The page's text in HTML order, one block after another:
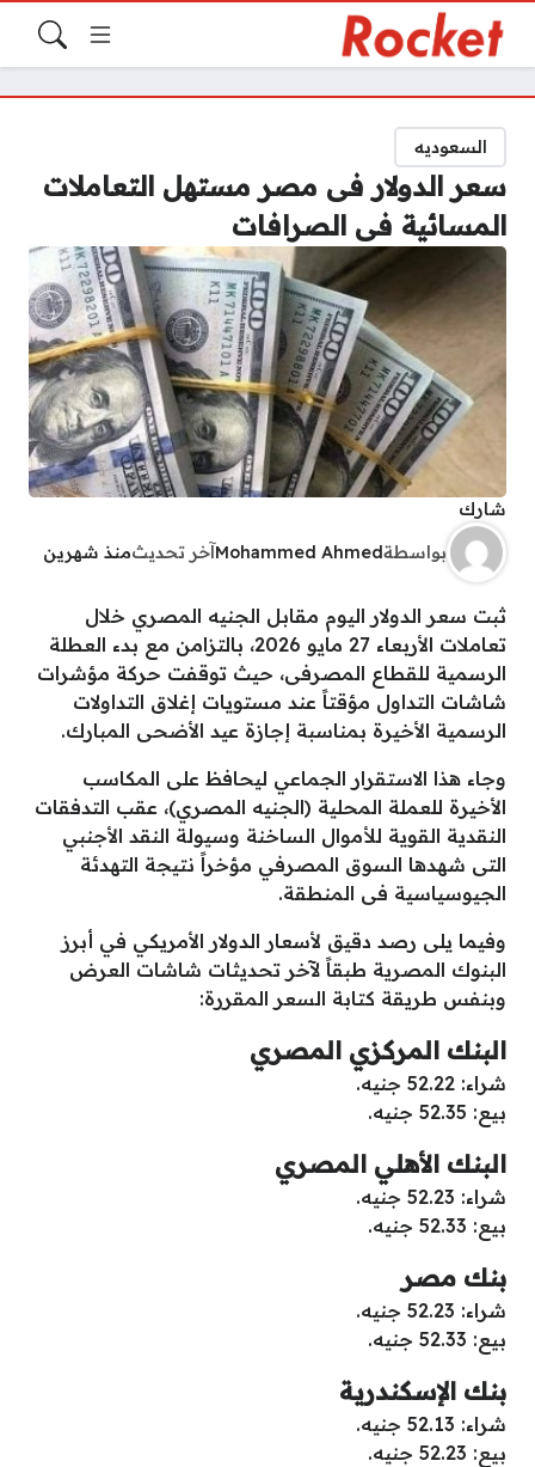
السعوديه
سعر الدولار فى مصر مستهل التعاملات
المسائية فى الصرافات
شارك
بواسطةMohammed Ahmedآخر تحديثمنذ شهرين
ثبت سعر الدولار اليوم مقابل الجنيه المصري خلال
تعاملات الأربعاء 27 مايو 2026، بالتزامن مع بدء العطلة
الرسمية للقطاع المصرفى، حيث توقفت حركة مؤشرات
شاشات التداول مؤقتاً عند مستويات إغلاق التداولات
الرسمية الأخيرة بمناسبة إجازة عيد الأضحى المبارك.
وجاء هذا الاستقرار الجماعي ليحافظ على المكاسب
الأخيرة للعملة المحلية (الجنيه المصري)، عقب التدفقات
النقدية القوية للأموال الساخنة وسيولة النقد الأجنبي
التى شهدها السوق المصرفي مؤخراً نتيجة التهدئة
الجيوسياسية فى المنطقة.
وفيما يلى رصد دقيق لأسعار الدولار الأمريكي في أبرز
البنوك المصرية طبقاً لآخر تحديثات شاشات العرض
وبنفس طريقة كتابة السعر المقررة:
البنك المركزي المصري
شراء: 52.22 جنيه.
بيع: 52.35 جنيه.
البنك الأهلي المصري
شراء: 52.23 جنيه.
بيع: 52.33 جنيه.
بنك مصر
شراء: 52.23 جنيه.
بيع: 52.33 جنيه.
بنك الإسكندرية
شراء: 52.13 جنيه.
بيع: 52.23 جنيه.